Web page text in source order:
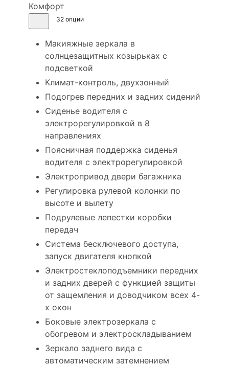
Комфорт
32 опции
Макияжные зеркала в
солнцезащитных козырьках с
подсветкой
Климат-контроль, двухзонный
Подогрев передних и задних сидений
Сиденье водителя с
электрорегулировкой в 8
направлениях
Поясничная поддержка сиденья
водителя с электрорегулировкой
Электропривод двери багажника
Регулировка рулевой колонки по
высоте и вылету
Подрулевые лепестки коробки
передач
Система бесключевого доступа,
запуск двигателя кнопкой
Электростеклоподъемники передних
и задних дверей с функцией защиты
от защемления и доводчиком всех 4-
х окон
Боковые электрозеркала с
обогревом и электроскладыванием
Зеркало заднего вида с
автоматическим затемнением